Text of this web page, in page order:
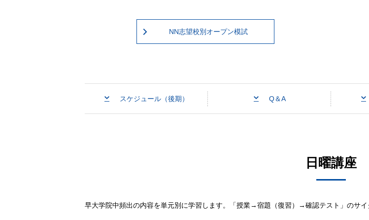
NN志望校別オープン模試
スケジュール（後期） Q＆A
日曜講座
早大学院中頻出の内容を単元別に学習します。「授業→宿題（復習）→確認テスト」のサイ